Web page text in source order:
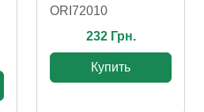
ORI72010
232 Грн.
Купить